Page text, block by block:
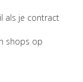
als je contract
shops op